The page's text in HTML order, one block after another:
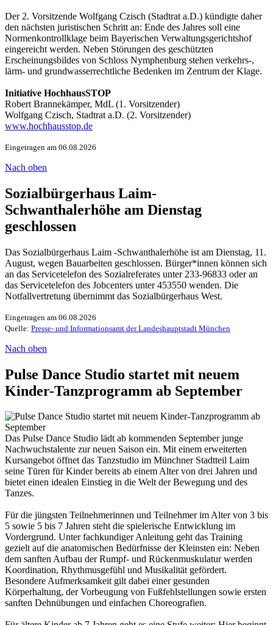
Der 2. Vorsitzende Wolfgang Czisch (Stadtrat a.D.) kündigte daher
den nächsten juristischen Schritt an: Ende des Jahres soll eine
Normenkontrollklage beim Bayerischen Verwaltungsgerichtshof
eingereicht werden. Neben Störungen des geschützten
Erscheinungsbildes von Schloss Nymphenburg stehen verkehrs-,
lärm- und grundwasserrechtliche Bedenken im Zentrum der Klage.
Initiative HochhausSTOP
Robert Brannekämper, MdL (1. Vorsitzender)
Wolfgang Czisch, Stadtrat a.D. (2. Vorsitzender)
www.hochhausstop.de
Eingetragen am 06.08.2026
Nach oben
Sozialbürgerhaus Laim-
Schwanthalerhöhe am Dienstag
geschlossen
Das Sozialbürgerhaus Laim -Schwanthalerhöhe ist am Dienstag, 11.
August, wegen Bauarbeiten geschlossen. Bürger*innen können sich
an das Servicetelefon des Sozialreferates unter 233-96833 oder an
das Servicetelefon des Jobcenters unter 453550 wenden. Die
Notfallvertretung übernimmt das Sozialbürgerhaus West.
Eingetragen am 06.08.2026
Quelle: Presse- und Informationsamt der Landeshauptstadt München
Nach oben
Pulse Dance Studio startet mit neuem
Kinder-Tanzprogramm ab September
Das Pulse Dance Studio lädt ab kommenden September junge
Nachwuchstalente zur neuen Saison ein. Mit einem erweiterten
Kursangebot öffnet das Tanzstudio im Münchner Stadtteil Laim
seine Türen für Kinder bereits ab einem Alter von drei Jahren und
bietet einen idealen Einstieg in die Welt der Bewegung und des
Tanzes.
Für die jüngsten Teilnehmerinnen und Teilnehmer im Alter von 3 bis
5 sowie 5 bis 7 Jahren steht die spielerische Entwicklung im
Vordergrund. Unter fachkundiger Anleitung geht das Training
gezielt auf die anatomischen Bedürfnisse der Kleinsten ein: Neben
dem sanften Aufbau der Rumpf- und Rückenmuskulatur werden
Koordination, Rhythmusgefühl und Musikalität gefördert.
Besondere Aufmerksamkeit gilt dabei einer gesunden
Körperhaltung, der Vorbeugung von Fußfehlstellungen sowie ersten
sanften Dehnübungen und einfachen Choreografien.